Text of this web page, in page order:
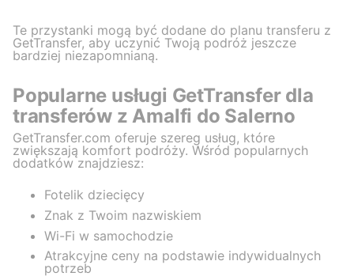
Te przystanki mogą być dodane do planu transferu z
GetTransfer, aby uczynić Twoją podróż jeszcze
bardziej niezapomnianą.
Popularne usługi GetTransfer dla
transferów z Amalfi do Salerno
GetTransfer.com oferuje szereg usług, które
zwiększają komfort podróży. Wśród popularnych
dodatków znajdziesz:
Fotelik dziecięcy
Znak z Twoim nazwiskiem
Wi-Fi w samochodzie
Atrakcyjne ceny na podstawie indywidualnych
potrzeb